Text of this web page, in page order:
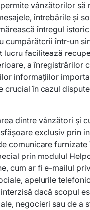
vânzătorilor să
întrebările și
întregul istoric
cumpărătorii într-un
lucru facilitează
a înregistrărilor
informațiilor
crucial în cazul
dintre vânzători și
exclusiv prin
comunicare furnizate
prin modulul
cum ar fi e-mailul
apelurile
dacă scopul
negocieri sau de a